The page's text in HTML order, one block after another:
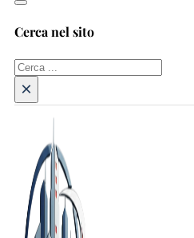
Cerca nel sito
Cerca
×